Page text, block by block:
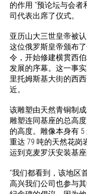
的作用 "预论坛与会者
司代表出席了仪式。
亚历山大三世皇帝被
这位俄罗斯皇帝颁布
令，开始修建横贯西
发展的序幕。这一事
里托姆斯基大街的西
近。
该雕塑由天然青铜制成
雕塑连同基座的总高
的高度。雕像本身有
重达 79 吨的天然花岗
运到克麦罗沃安装基座
"我们都看到，该地区
高兴我们公司也参与